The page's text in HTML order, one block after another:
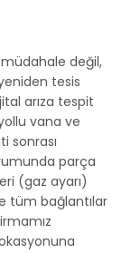
değil,
tesis
arıza tespit
vana ve
sonrası
parça
(gaz ayarı)
tüm bağlantılar